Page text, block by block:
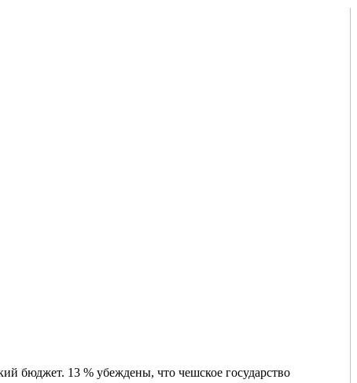
бюджет. 13 % убеждены, что чешское государство